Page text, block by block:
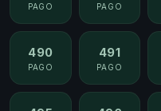
PAGO PAGO
490
PAGO
491
PAGO